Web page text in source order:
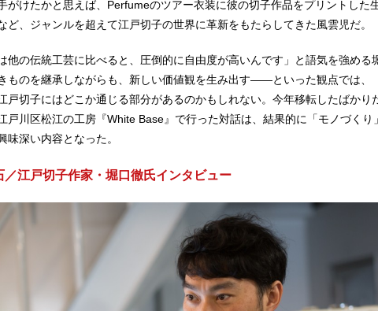
がけたかと思えば、Perfumeのツアー衣装に彼の切子作品をプリントした
ど、ジャンルを超えて江戸切子の世界に革新をもたらしてきた風雲児だ。
他の伝統工芸に比べると、圧倒的に自由度が高いんです」と語気を強める
ものを継承しながらも、新しい価値観を生み出す――といった観点では、
戸切子にはどこか通じる部分があるのかもしれない。今年移転したばかり
戸川区松江の工房『White Base』で行った対話は、結果的に「モノづくり
味深い内容となった。
江戸切子作家・堀口徹氏インタビュー